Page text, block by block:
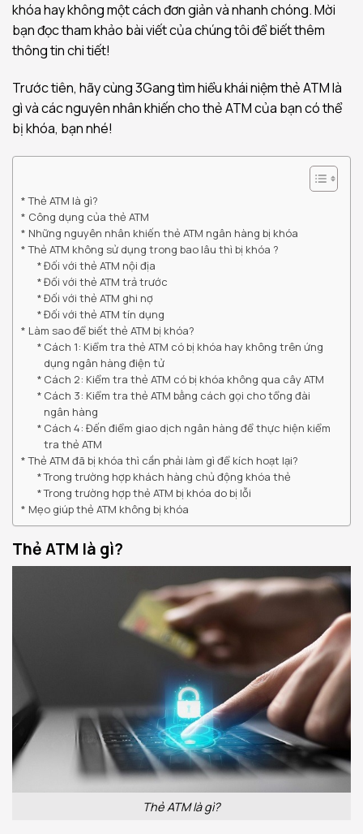
khóa hay không một cách đơn giản và nhanh chóng. Mời
bạn đọc tham khảo bài viết của chúng tôi để biết thêm
thông tin chi tiết!
Trước tiên, hãy cùng 3Gang tìm hiểu khái niệm thẻ ATM là
gì và các nguyên nhân khiến cho thẻ ATM của bạn có thể
bị khóa, bạn nhé!
Thẻ ATM là gì?
Công dụng của thẻ ATM
Những nguyên nhân khiến thẻ ATM ngân hàng bị khóa
Thẻ ATM không sử dụng trong bao lâu thì bị khóa ?
Đối với thẻ ATM nội địa
Đối với thẻ ATM trả trước
Đối với thẻ ATM ghi nợ
Đối với thẻ ATM tín dụng
Làm sao để biết thẻ ATM bị khóa?
Cách 1: Kiểm tra thẻ ATM có bị khóa hay không trên ứng
dụng ngân hàng điện tử
Cách 2: Kiểm tra thẻ ATM có bị khóa không qua cây ATM
Cách 3: Kiểm tra thẻ ATM bằng cách gọi cho tổng đài
ngân hàng
Cách 4: Đến điểm giao dịch ngân hàng để thực hiện kiểm
tra thẻ ATM
Thẻ ATM đã bị khóa thì cần phải làm gì để kích hoạt lại?
Trong trường hợp khách hàng chủ động khóa thẻ
Trong trường hợp thẻ ATM bị khóa do bị lỗi
Mẹo giúp thẻ ATM không bị khóa
Thẻ ATM là gì?
Thẻ ATM là gì?